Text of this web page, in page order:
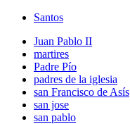
Santos
Juan Pablo II
martires
Padre Pío
padres de la iglesia
san Francisco de Asís
san jose
san pablo